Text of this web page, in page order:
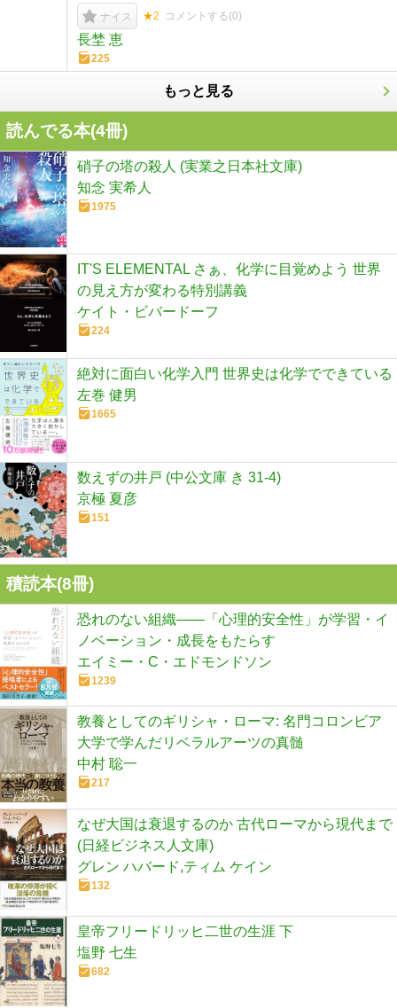
ナイス ★2 コメントする(0)
長埜 恵
225
もっと見る
読んでる本(4冊)
硝子の塔の殺人 (実業之日本社文庫)
知念 実希人
1975
IT'S ELEMENTAL さぁ、化学に目覚めよう 世界
の見え方が変わる特別講義
ケイト・ビバードーフ
224
絶対に面白い化学入門 世界史は化学でできている
左巻 健男
1665
数えずの井戸 (中公文庫 き 31-4)
京極 夏彦
151
積読本(8冊)
恐れのない組織――「心理的安全性」が学習・イ
ノベーション・成長をもたらす
エイミー・C・エドモンドソン
1239
教養としてのギリシャ・ローマ: 名門コロンビア
大学で学んだリベラルアーツの真髄
中村 聡一
217
なぜ大国は衰退するのか 古代ローマから現代まで
(日経ビジネス人文庫)
グレン ハバード,ティム ケイン
132
皇帝フリードリッヒ二世の生涯 下
塩野 七生
682